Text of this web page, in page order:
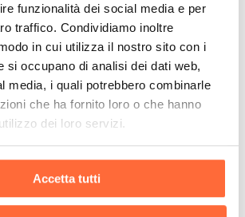
funzionalità dei social media e per
traffico. Condividiamo inoltre
in cui utilizza il nostro sito con i
si occupano di analisi dei dati web,
media, i quali potrebbero combinarle
che ha fornito loro o che hanno
dei loro servizi.
Accetta tutti